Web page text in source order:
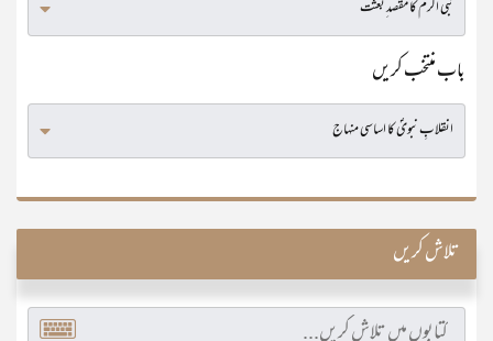
باب منتخب کریں
تلاش کریں